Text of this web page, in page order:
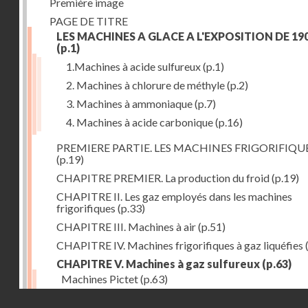
PAGE DE TITRE
LES MACHINES A GLACE A L'EXPOSITION DE
(p.1)
1.Machines à acide sulfureux(p.1)
2. Machines à chlorure de méthyle(p.2)
3. Machines à ammoniaque(p.7)
4. Machines à acide carbonique(p.16)
PREMIERE PARTIE. LES MACHINES
(p.19)
CHAPITRE PREMIER. La production du froid(p.19)
CHAPITRE II. Les gaz employés dans les machines
frigorifiques (p.33)
CHAPITRE III. Machines à air(p.51)
CHAPITRE IV. Machines frigorifiques à gaz liquéfies
CHAPITRE V. Machines à gaz sulfureux (p.63)
Machines Pictet(p.63)